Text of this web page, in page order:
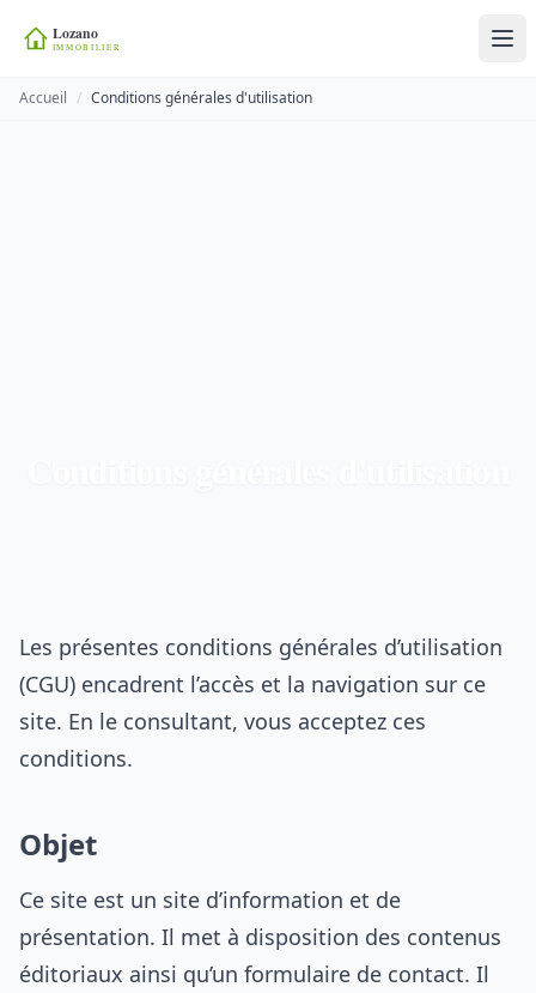
Accueil / Conditions générales d'utilisation
Les présentes conditions générales d’utilisation
(CGU) encadrent l’accès et la navigation sur ce
site. En le consultant, vous acceptez ces
conditions.
Objet
Ce site est un site d’information et de
présentation. Il met à disposition des contenus
éditoriaux ainsi qu’un formulaire de contact. Il